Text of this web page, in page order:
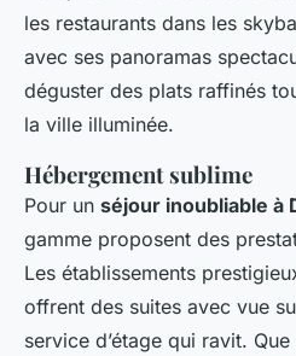
les restaurants dans les
avec ses panoramas
déguster des plats raffinés
la ville illuminée.
Hébergement sublime
Pour un séjour inoubliable à
gamme proposent des
Les établissements
offrent des suites avec vue
service d’étage qui ravit.